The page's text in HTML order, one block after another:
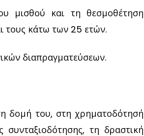
μισθού και τη θεσμοθέτηση
τους κάτω των 25 ετών.
διαπραγματεύσεων.
δομή του, στη χρηματοδότησή
τη δραστική